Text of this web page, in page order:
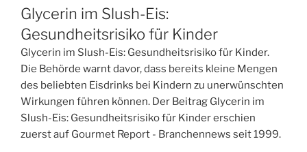
Glycerin im Slush-Eis:
Gesundheitsrisiko für Kinder
Glycerin im Slush-Eis: Gesundheitsrisiko für Kinder.
Die Behörde warnt davor, dass bereits kleine Mengen
des beliebten Eisdrinks bei Kindern zu unerwünschten
Wirkungen führen können. Der Beitrag Glycerin im
Slush-Eis: Gesundheitsrisiko für Kinder erschien
zuerst auf Gourmet Report - Branchennews seit 1999.